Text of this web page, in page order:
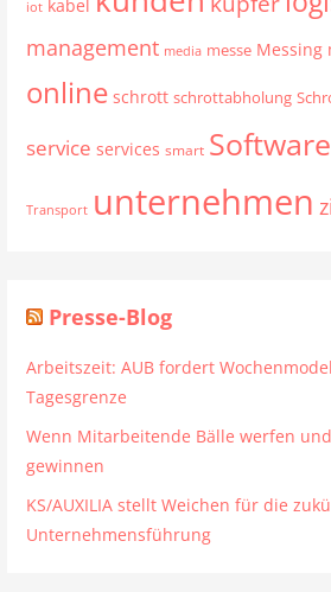
iot kabel
management media messe Messing
online schrott schrottabholung
service services smart Software
Transport unternehmen
Presse-Blog
Arbeitszeit: AUB fordert
Tagesgrenze
Wenn Mitarbeitende Bälle werfen
gewinnen
KS/AUXILIA stellt Weichen für die
Unternehmensführung